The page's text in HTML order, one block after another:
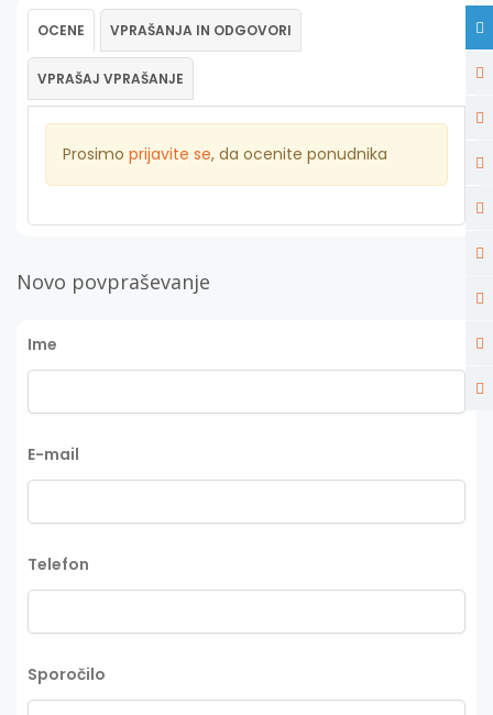
OCENE VPRAŠANJA IN ODGOVORI
VPRAŠAJ VPRAŠANJE
Prosimo prijavite se, da ocenite ponudnika
Novo povpraševanje
Ime
E-mail
Telefon
Sporočilo